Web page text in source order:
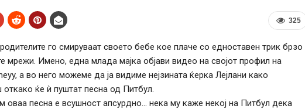
325
го смируваат своето бебе кое плаче со едноставен трик брзо
мрежи. Имено, една млада мајка објави видео на својот профил на
а во него можеме да ја видиме нејзината ќерка Лејлани како
ќе ѝ пуштат песна од Питбул.
оваа песна е всушност апсурдно… нека му каже некој на Питбул дека